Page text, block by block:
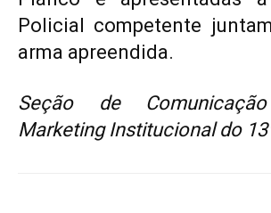
Policial competente
arma apreendida.
Seção de
Marketing Institucional do